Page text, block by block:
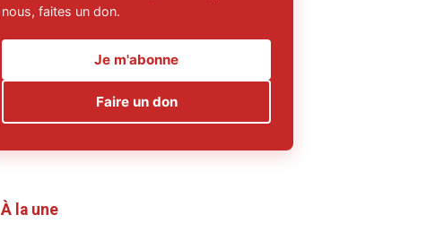
nous, faites un don.
Je m'abonne
Faire un don
À la une